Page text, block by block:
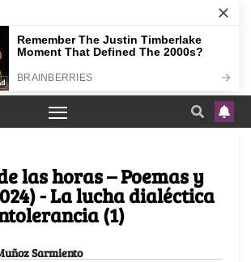
las horas – Poemas y
- La lucha dialéctica
(1)
Sarmiento